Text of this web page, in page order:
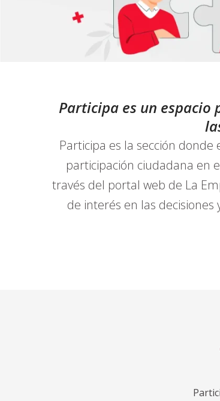
Participa es un
Participa es la sección
participación ciudadana en
través del portal web de La
de interés en las